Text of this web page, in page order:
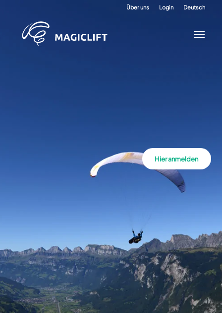
Über uns Login Deutsch
Hier anmelden